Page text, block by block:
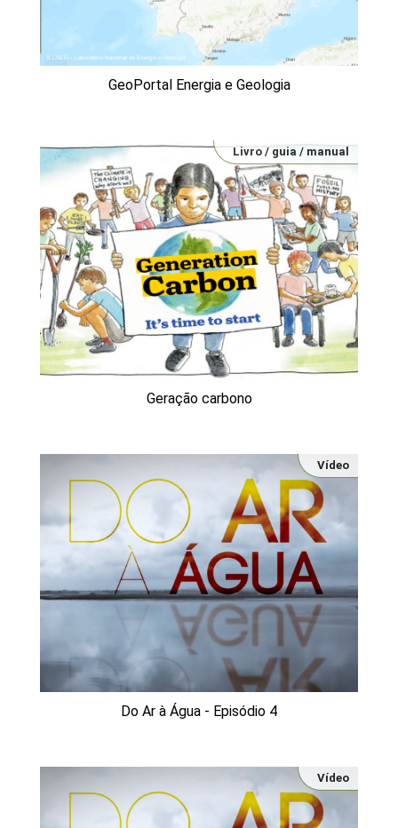
GeoPortal Energia e Geologia
Geração carbono
Livro / guia / manual
Do Ar à Água - Episódio 4
Vídeo
Vídeo